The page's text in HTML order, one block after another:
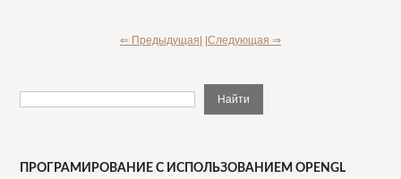
⇐ Предыдущая| |Следующая ⇒
ПРОГРАМИРОВАНИЕ С ИСПОЛЬЗОВАНИЕМ OPENGL